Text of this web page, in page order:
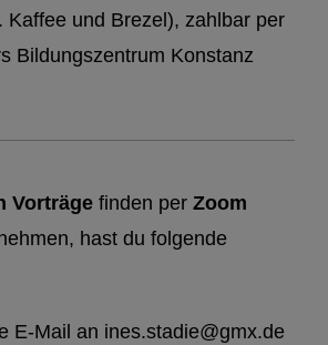
Kaffee und Brezel), zahlbar per
Bildungszentrum Konstanz
Vorträgefinden per Zoom
hast du folgende
E-Mail an ines.stadie@gmx.de